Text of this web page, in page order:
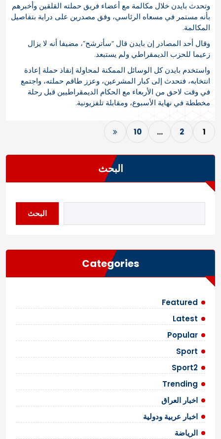
وتحدث بايدن خلال مكالمة مع أعضاء فريق حملته القلقين وأخبرهم
بأنه مستمر في مسعاه الرئاسي، وفق مصدرين على دراية بتفاصيل
المكالمة.
وقال أحد المصادر إن بايدن قال “سأترشح”، مضيفا أنه لا يزال
زعيما للحزب الديمقراطي ولم يستبعد.
واستخدم بايدن كل الوسائل الممكنة لمحاولة إنقاذ حملة إعادة
انتخابه، فتحدث إلى كبار المشرعين، وعزز طاقم حملته، واجتمع
في وقت لاحق من الأربعاء مع الحكام الديمقراطيين قبل رحلة
مخططة في نهاية الأسبوع، ومقابلة تلفزيونية.
1
2
…
10
البحث
البحث
Categories
Featured
Latest
Popular
Sport
Sport2
Trending
اخبار العراق
اخبار عربية ودولية
الرياضة